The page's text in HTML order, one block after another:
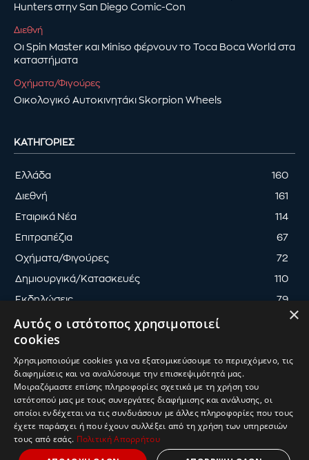
Hunters στην San Diego Comic-Con
Διεθνή
Οι Spin Master και Miniso φέρνουν το Toca Boca World στα
καταστήματα
Οχήματα/Φιγούρες
Οικολογικό Αυτοκινητάκι Skorpion Wheels
ΚΑΤΗΓΟΡΊΕΣ
Ελλάδα 160
Διεθνή 161
Εταιρικά Νέα 114
Επιτραπέζια 67
Οχήματα/Φιγούρες 72
Δημιουργικά/Κατασκευές 110
Εκδηλώσεις 79
ΟΡΟΙ ΧΡΗΣΗΣ ΠΟΛΙΤΙΚΗ ΑΠΟΡΡΗΤΟΥ
ΔΙΑΧΕΙΡΙΣΗ ΑΠΟΡΡΗΤΟΥ
© 2025 ToyMaster | Κατασκευή & Ανάπτυξη
×
Αυτός ο ιστότοπος χρησιμοποιεί
cookies
Χρησιμοποιούμε cookies για να εξατομικεύσουμε το περιεχόμενο, τις
διαφημίσεις και να αναλύσουμε την επισκεψιμότητά μας.
Μοιραζόμαστε επίσης πληροφορίες σχετικά με τη χρήση του
ιστότοπού μας με τους συνεργάτες διαφήμισης και ανάλυσης, οι
οποίοι ενδέχεται να τις συνδυάσουν με άλλες πληροφορίες που τους
έχετε παράσχει ή που έχουν συλλέξει από τη χρήση των υπηρεσιών
τους από εσάς. Πολιτική Απορρήτου